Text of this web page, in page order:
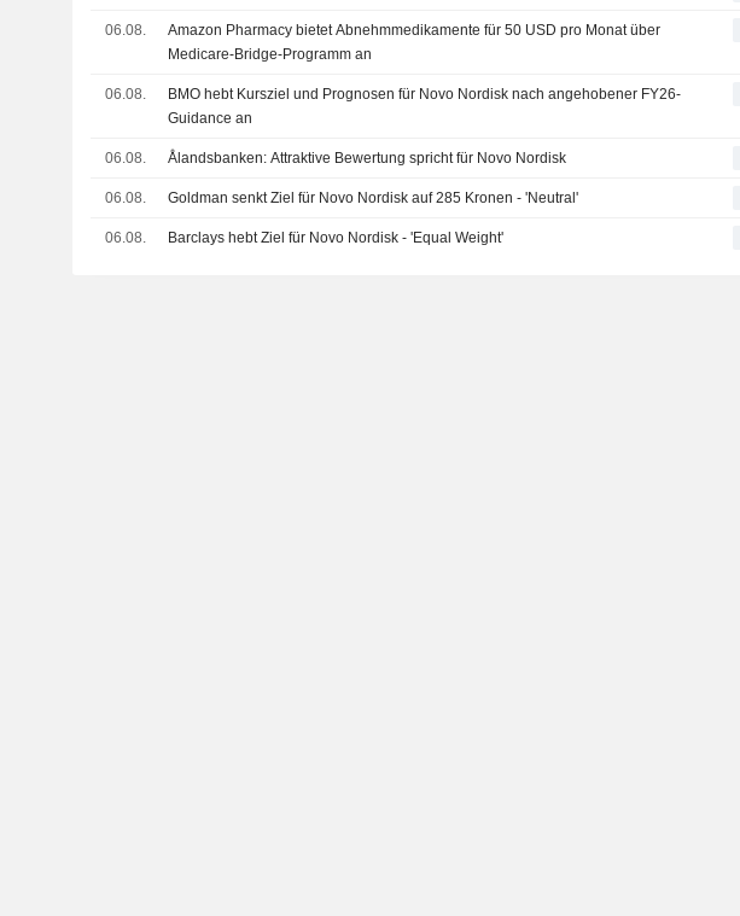
06.08.
Amazon Pharmacy bietet Abnehmmedikamente für 50 USD pro Monat über
Medicare-Bridge-Programm an
06.08.
BMO hebt Kursziel und Prognosen für Novo Nordisk nach angehobener FY26-
Guidance an
06.08. Ålandsbanken: Attraktive Bewertung spricht für Novo Nordisk
06.08. Goldman senkt Ziel für Novo Nordisk auf 285 Kronen - 'Neutral'
06.08. Barclays hebt Ziel für Novo Nordisk - 'Equal Weight'